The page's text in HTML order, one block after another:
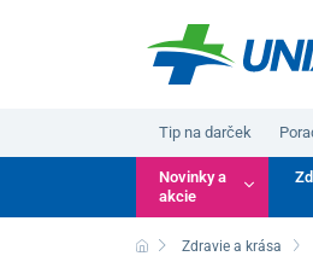
Tip na darček
Novinky a
akcie
Zdravie a krása